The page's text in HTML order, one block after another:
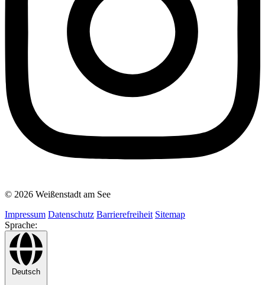
© 2026 Weißenstadt am See
Impressum Datenschutz Barrierefreiheit Sitemap
Sprache:
Deutsch